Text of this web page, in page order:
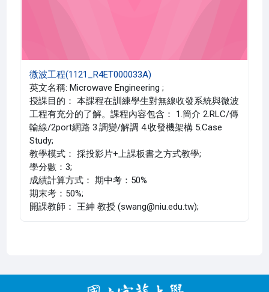
微波工程(1121_R4ET000033A)
英文名稱: Microwave Engineering ;
授課目的： 本課程在訓練學生對無線收發系統與微波
工程有充分的了解。課程內容包含： 1.簡介 2.RLC/傳
輸線/2port網路 3.調變/解調 4.收發機架構 5.Case
Study;
教學模式： 採投影片+上課板書之方式教學;
學分數：3;
成績計算方式： 期中考：50%
期末考：50%;
開課教師： 王紳 教授 (swang@niu.edu.tw);